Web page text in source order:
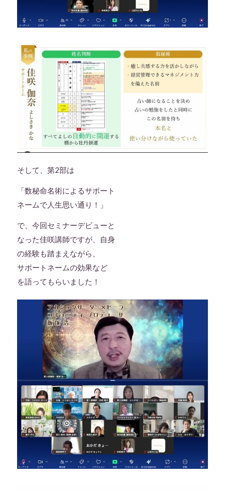
そして、第2部は
「数秘命名術によるサポート
ネームで人生思い通り！」
で、今回セミナーデビューと
なった佳咲講師ですが、自身
の経験も踏まえながら、
サポートネームの効果など
を語ってもらいました！